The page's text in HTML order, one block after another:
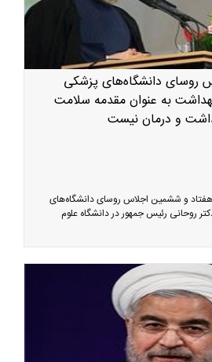
روسای دانشگاه‌های پزشکی
به عنوان مقدمه سلامت
و درمان نیست
و ششمین اجلاس روسای دانشگاه‌های
روحانی رئیس جمهور در دانشگاه علوم